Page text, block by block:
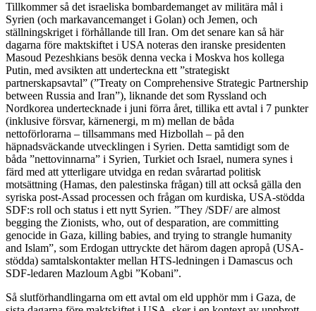
Tillkommer så det israeliska bombardemanget av militära mål i
Syrien (och markavancemanget i Golan) och Jemen, och
ställningskriget i förhållande till Iran. Om det senare kan så här
dagarna före maktskiftet i USA noteras den iranske presidenten
Masoud Pezeshkians besök denna vecka i Moskva hos kollega
Putin, med avsikten att underteckna ett ”strategiskt
partnerskapsavtal” (”Treaty on Comprehensive Strategic Partnership
between Russia and Iran”), liknande det som Ryssland och
Nordkorea undertecknade i juni förra året, tillika ett avtal i 7 punkter
(inklusive försvar, kärnenergi, m m) mellan de båda
nettoförlorarna – tillsammans med Hizbollah – på den
häpnadsväckande utvecklingen i Syrien. Detta samtidigt som de
båda ”nettovinnarna” i Syrien, Turkiet och Israel, numera synes i
färd med att ytterligare utvidga en redan svårartad politisk
motsättning (Hamas, den palestinska frågan) till att också gälla den
syriska post-Assad processen och frågan om kurdiska, USA-stödda
SDF:s roll och status i ett nytt Syrien. ”They /SDF/ are almost
begging the Zionists, who, out of desparation, are committing
genocide in Gaza, killing babies, and trying to strangle humanity
and Islam”, som Erdogan uttryckte det härom dagen apropå (USA-
stödda) samtalskontakter mellan HTS-ledningen i Damascus och
SDF-ledaren Mazloum Agbi ”Kobani”.
Så slutförhandlingarna om ett avtal om eld upphör mm i Gaza, de